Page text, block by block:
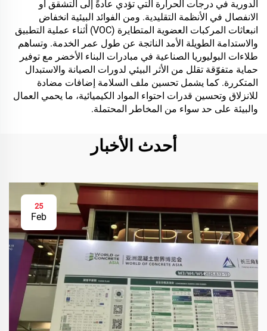
الدورية في درجات الحرارة التي تؤدي عادةً إلى التشقق أو
الانفصال في الأنظمة التقليدية. ومن الفوائد البيئية انخفاض
انبعاثات المركبات العضوية المتطايرة (VOC) أثناء عملية التطبيق
والاستدامة الطويلة الأمد الناتجة عن طول عمر الخدمة. وتساهم
طلاءات البوليوريا الصناعية في مبادرات البناء الأخضر مع توفير
حماية متفوّقة تقلل من الأثر البيئي لدورات الصيانة والاستبدال
المتكررة. كما يشمل تحسين ملف السلامة إضافات مضادة
للانزلاق وتحسين قدرات احتواء المواد الكيميائية، ما يحمي العمال
والبيئة على حد سواء من المخاطر المحتملة.
أحدث الأخبار
25
Feb